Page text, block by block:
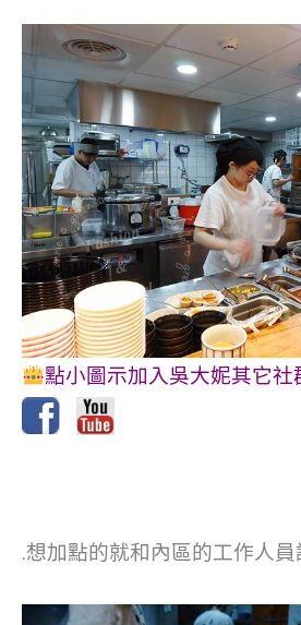
點小圖示加入吳大妮其它社
.想加點的就和內區的工作人員